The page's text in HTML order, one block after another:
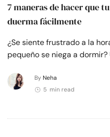
7 maneras de hacer que
duerma fácilmente
¿Se siente frustrado a la
pequeño se niega a
By Neha
5 min read